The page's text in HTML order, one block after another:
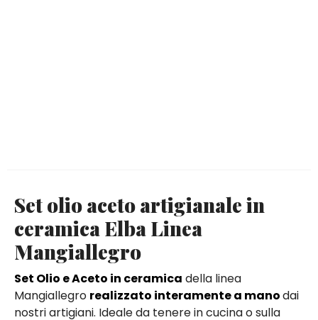
Set olio aceto artigianale in
ceramica Elba Linea
Mangiallegro
Set Olio e Aceto in ceramica della linea
Mangiallegro realizzato interamente a manodai
nostri artigiani. Ideale da tenere in cucina o sulla